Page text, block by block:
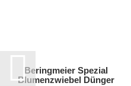
Beringmeier Spezial
Blumenzwiebel Dünger